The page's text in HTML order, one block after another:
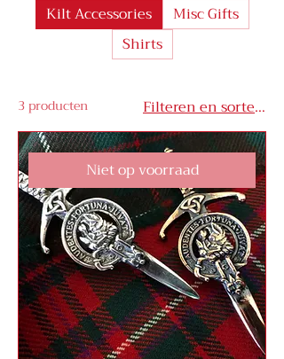
Kilt Accessories
Misc Gifts
Shirts
3 producten Filteren en sorteren
Niet op voorraad